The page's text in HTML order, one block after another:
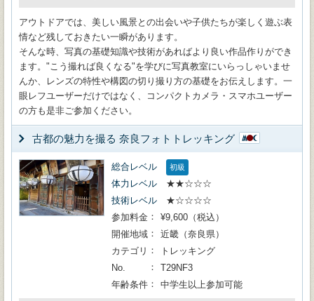
アウトドアでは、美しい風景との出会いや子供たちが楽しく遊ぶ表
情など残しておきたい一瞬があります。
そんな時、写真の基礎知識や技術があればより良い作品作りができ
ます。"こう撮れば良くなる"を学びに写真教室にいらっしゃいませ
んか、レンズの特性や構図の切り撮り方の基礎をお伝えします。一
眼レフユーザーだけではなく、コンパクトカメラ・スマホユーザー
の方も是非ご参加ください。
古都の魅力を撮る 奈良フォトトレッキング
総合レベル 初級
体力レベル
★★☆☆☆
技術レベル
★☆☆☆☆
参加料金
¥9,600（税込）
開催地域
近畿（奈良県）
カテゴリ
トレッキング
No.
T29NF3
年齢条件
中学生以上参加可能